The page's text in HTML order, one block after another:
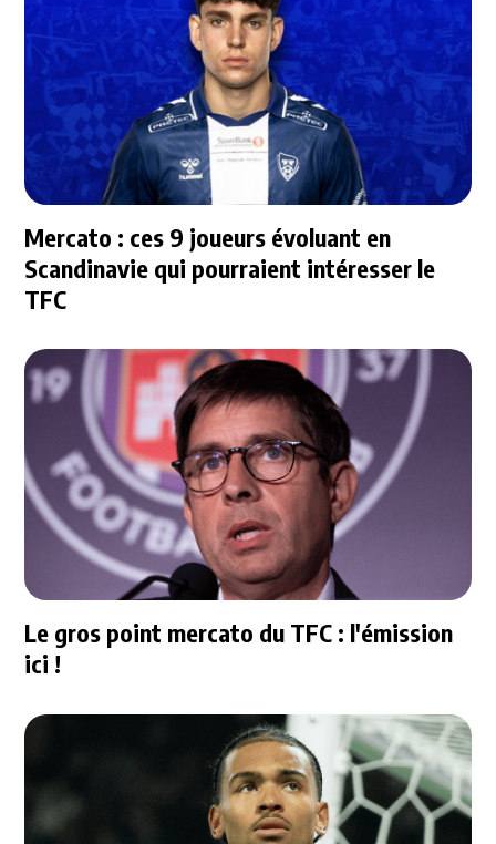
Mercato : ces 9 joueurs évoluant en
Scandinavie qui pourraient intéresser le
TFC
Le gros point mercato du TFC : l'émission
ici !